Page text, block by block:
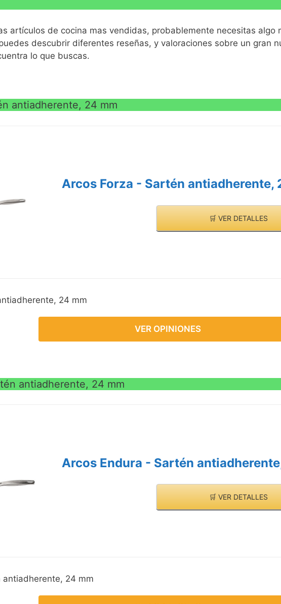
artículos de cocina mas vendidas, probablemente necesitas algo
descubrir diferentes reseñas, y valoraciones sobre un gran
lo que buscas.
antiadherente, 24 mm
Arcos Forza - Sartén antiadherente,
🛒 VER DETALLES
24 mm
VER OPINIONES
antiadherente, 24 mm
Arcos Endura - Sartén
🛒 VER DETALLES
24 mm